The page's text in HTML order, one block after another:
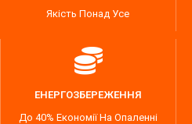
Якість Понад Усе
ЕНЕРГОЗБЕРЕЖЕННЯ
До 40% Економії На Опаленні